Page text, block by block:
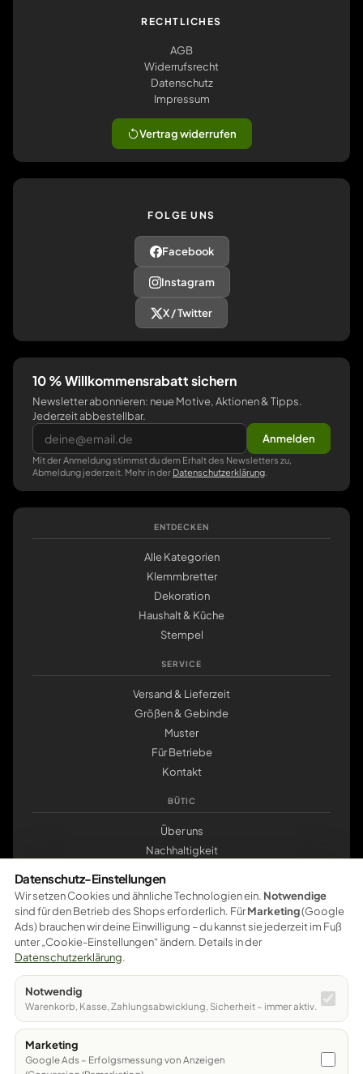
RECHTLICHES
AGB
Widerrufsrecht
Datenschutz
Impressum
Vertrag widerrufen
FOLGE UNS
Facebook
Instagram
X / Twitter
10 % Willkommensrabatt sichern
Newsletter abonnieren: neue Motive, Aktionen & Tipps.
Jederzeit abbestellbar.
Anmelden
Mit der Anmeldung stimmst du dem Erhalt des Newsletters zu,
Abmeldung jederzeit. Mehr in der Datenschutzerklärung
ENTDECKEN
Alle Kategorien
Klemmbretter
Dekoration
Haushalt & Küche
Stempel
SERVICE
Versand & Lieferzeit
Größen & Gebinde
Muster
Für Betriebe
Kontakt
BÜTIC
Über uns
Nachhaltigkeit
klemmbrett.de
Pay Pal VISA mastercard amazonpay
Google Pay
Sichere Bezahlung – weitere Zahlungsarten werden schrittweise
freigeschaltet.
© 2026 Bütic GmbH · Bahnhofstraße 12 · 07381 Pößneck
Datenschutz-Einstellungen
Wir setzen Cookies und ähnliche Technologien ein. Notwendige
sind für den Betrieb des Shops erforderlich. FürMarketing(Google
Ads) brauchen wir deine Einwilligung – du kannst sie jederzeit im Fuß
unter „Cookie-Einstellungen“ ändern. Details in der
Datenschutzerklärung.
Notwendig
Warenkorb, Kasse, Zahlungsabwicklung, Sicherheit – immer aktiv.
Marketing
Google Ads – Erfolgsmessung von Anzeigen